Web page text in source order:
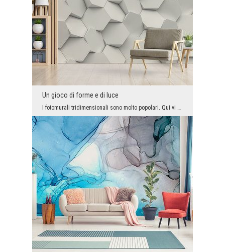
Un gioco di forme e di luce
I fotomurali tridimensionali sono molto popolari. Qui vi presentiamo una grafica molto impression...